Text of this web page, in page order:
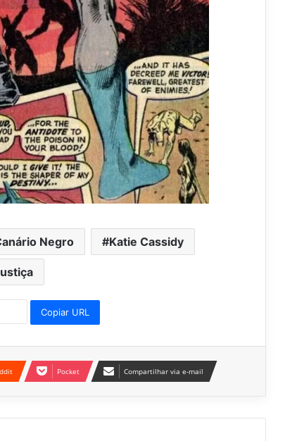
Negro Katie Cassidy
Copiar URL
Pocket Compartilhar via e-mail